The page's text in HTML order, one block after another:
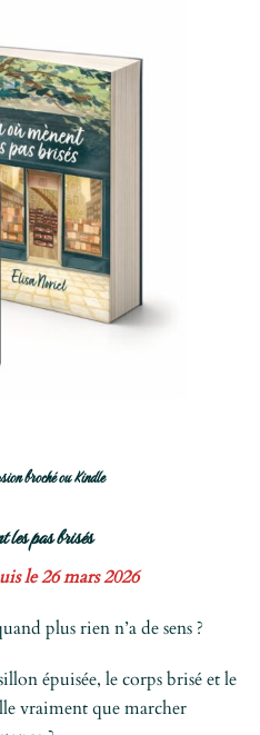
broché ou Kindle
les pas brisés
le 26 mars 2026
plus rien n’a de sens ?
épuisée, le corps brisé et le
vraiment que marcher